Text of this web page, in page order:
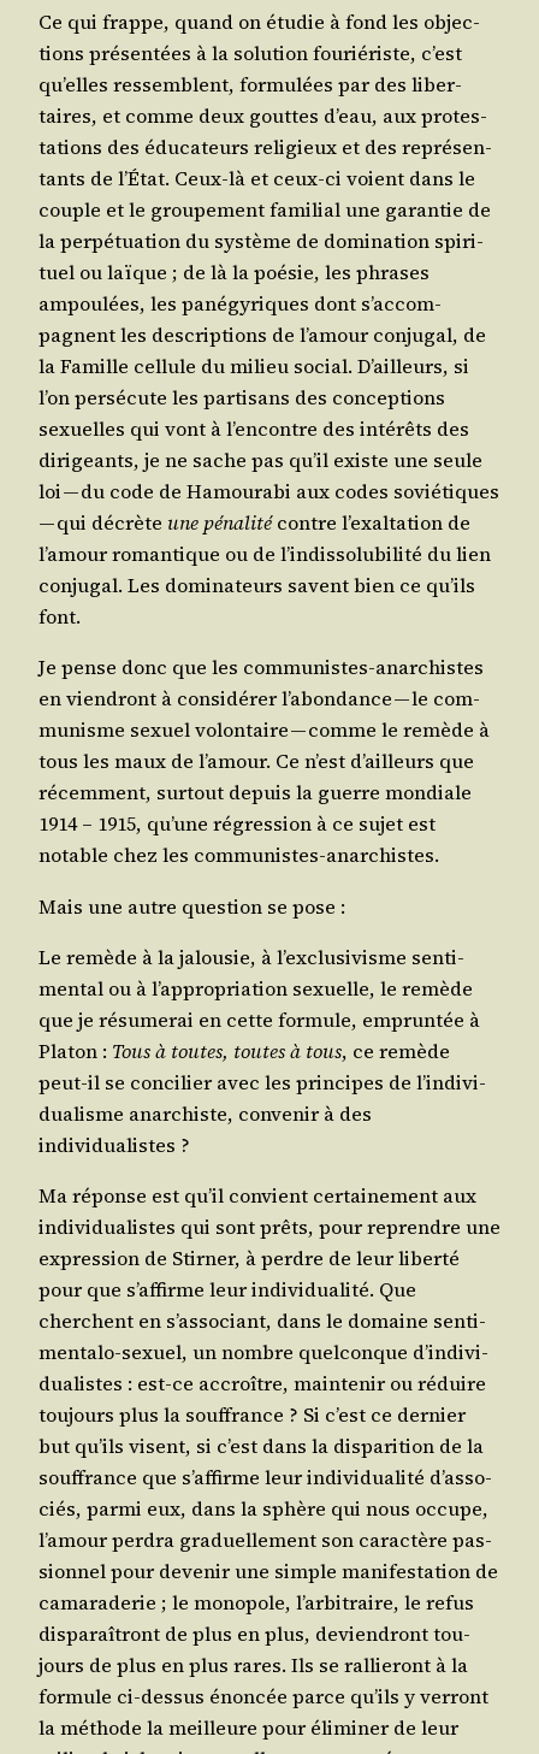
Ce qui frappe, quand on étu­die à fond les objec­
tions pré­sen­tées à la solu­tion fou­rié­riste, c’est
qu’elles res­semblent, for­mu­lées par des liber­
taires, et comme deux gouttes d’eau, aux pro­tes­
ta­tions des édu­ca­teurs reli­gieux et des repré­sen­
tants de l’É­tat. Ceux-là et ceux-ci voient dans le
couple et le grou­pe­ment fami­lial une garan­tie de
la per­pé­tua­tion du sys­tème de domi­na­tion spi­ri­
tuel ou laïque ; de là la poé­sie, les phrases
ampou­lées, les pané­gy­riques dont s’ac­com­
pagnent les des­crip­tions de l’a­mour conju­gal, de
la Famille cel­lule du milieu social. D’ailleurs, si
l’on per­sé­cute les par­ti­sans des concep­tions
sexuelles qui vont à l’en­contre des inté­rêts des
diri­geants, je ne sache pas qu’il existe une seule
loi — du code de Hamou­ra­bi aux codes sovié­tiques
— qui décrète une péna­li­técontre l’exal­ta­tion de
l’a­mour roman­tique ou de l’in­dis­so­lu­bi­li­té du lien
conju­gal. Les domi­na­teurs savent bien ce qu’ils
font.
Je pense donc que les com­mu­nistes-anar­chistes
en vien­dront à consi­dé­rer l’a­bon­dance — le com­
mu­nisme sexuel volon­taire — comme le remède à
tous les maux de l’a­mour. Ce n’est d’ailleurs que
récem­ment, sur­tout depuis la guerre mon­diale
1914 – 1915, qu’une régres­sion à ce sujet est
notable chez les communistes-anarchistes.
Mais une autre ques­tion se pose :
Le remède à la jalou­sie, à l’ex­clu­si­visme sen­ti­
men­tal ou à l’ap­pro­pria­tion sexuelle, le remède
que je résu­me­rai en cette for­mule, emprun­tée à
Pla­ton : Tous à toutes, toutes à tous, ce remède
peut-il se conci­lier avec les prin­cipes de l’in­di­vi­
dua­lisme anar­chiste, conve­nir à des
individualistes ?
Ma réponse est qu’il convient cer­tai­ne­ment aux
indi­vi­dua­listes qui sont prêts, pour reprendre une
expres­sion de Stir­ner, à perdre de leur liber­té
pour que s’af­firme leur indi­vi­dua­li­té. Que
cherchent en s’as­so­ciant, dans le domaine sen­ti­
men­ta­lo-sexuel, un nombre quel­conque d’in­di­vi­
dua­listes : est-ce accroître, main­te­nir ou réduire
tou­jours plus la souf­france ? Si c’est ce der­nier
but qu’ils visent, si c’est dans la dis­pa­ri­tion de la
souf­france que s’af­firme leur indi­vi­dua­li­té d’as­so­
ciés, par­mi eux, dans la sphère qui nous occupe,
l’a­mour per­dra gra­duel­le­ment son carac­tère pas­
sion­nel pour deve­nir une simple mani­fes­ta­tion de
cama­ra­de­rie ; le mono­pole, l’ar­bi­traire, le refus
dis­pa­raî­tront de plus en plus, devien­dront tou­
jours de plus en plus rares. Ils se ral­lie­ront à la
for­mule ci-des­sus énon­cée parce qu’ils y ver­ront
la méthode la meilleure pour éli­mi­ner de leur